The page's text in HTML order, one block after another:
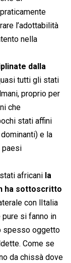
l’adottabilità
nella
dalla
tutti gli stati
proprio per
che
stati affini
e la
paesi
africani la
ha sottoscritto
con lItalia
si fanno in
spesso oggetto
Come se
da chissà dove